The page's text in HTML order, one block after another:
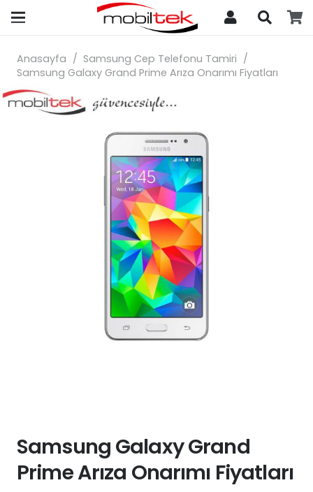
Anasayfa / Samsung Cep Telefonu Tamiri /
Samsung Galaxy Grand Prime Arıza Onarımı Fiyatları
Samsung Galaxy Grand
Prime Arıza Onarımı Fiyatları